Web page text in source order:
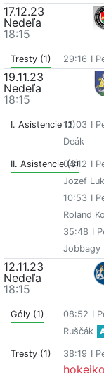
17.12.23
Nedeľa
18:15
Tresty (1) 29:16 I
19.11.23
Nedeľa
18:15
I. Asistencie (1)12:03 I
Deák
II. Asistencie (3)
04:12 I
Jozef
10:53 I
Roland
35:48 I
Jobbagy
12.11.23
Nedeľa
18:15
Góly (1) 08:52 I
Ruščák
Tresty (1) 38:19 I